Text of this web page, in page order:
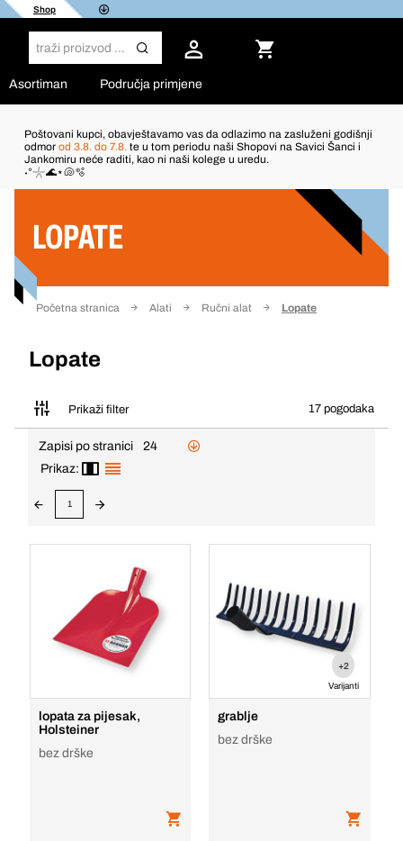
Shop
Asortiman Područja primjene
Poštovani kupci, obavještavamo vas da odlazimo na zasluženi godišnji
odmor od 3.8. do 7.8. te u tom periodu naši Shopovi na Savici Šanci i
Jankomiru neće raditi, kao ni naši kolege u uredu.
˖°𓇼🌊⋆🐚🫧
LOPATE
Početna stranica Alati Ručni alat Lopate
Lopate
Prikaži filter 17 pogodaka
Filter
Zapisi po stranici
24
Prikaz:
1
lopata za pijesak,
Holsteiner
bez drške
+2
Varijanti
grablje
bez drške